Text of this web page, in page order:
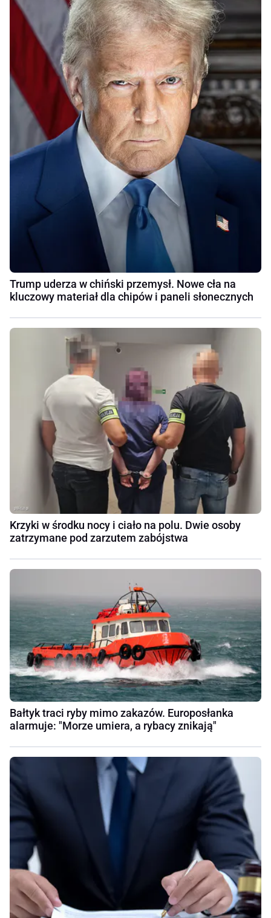
Trump uderza w chiński przemysł. Nowe cła na
kluczowy materiał dla chipów i paneli słonecznych
Krzyki w środku nocy i ciało na polu. Dwie osoby
zatrzymane pod zarzutem zabójstwa
Bałtyk traci ryby mimo zakazów. Europosłanka
alarmuje: "Morze umiera, a rybacy znikają"